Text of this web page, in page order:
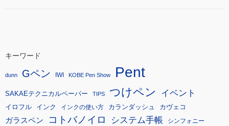
キーワード
dunn Gペン IWI KOBE Pen Show Pent
SAKAEテクニカルペーパー TIPS つけペン イベント
イロフル インク インクの使い方 カランダッシュ カヴェコ
ガラスペン コトバノイロ システム手帳 シンフォニー